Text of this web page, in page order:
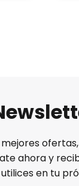
ahora y
en tu